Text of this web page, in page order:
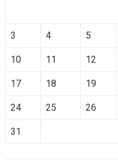
3 4 5
10 11 12
17 18 19
24 25 26
31